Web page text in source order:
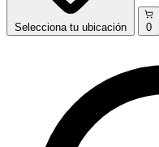
Selecciona tu ubicación 0